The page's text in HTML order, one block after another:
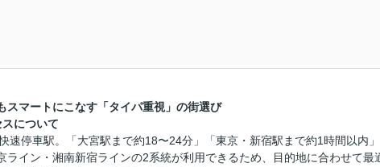
スマートにこなす「タイパ重視」の街選び
について
速停車駅。「大宮駅まで約18〜24分」「東京・新宿駅まで約1時間以内
ライン・湘南新宿ラインの2系統が利用できるため、目的地に合わせて